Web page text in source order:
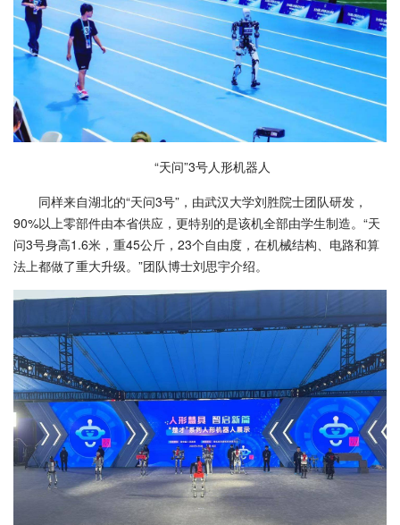
“天问”3号人形机器人
同样来自湖北的“天问3号”，由武汉大学刘胜院士团队研发，
90%以上零部件由本省供应，更特别的是该机全部由学生制造。“天
问3号身高1.6米，重45公斤，23个自由度，在机械结构、电路和算
法上都做了重大升级。”团队博士刘思宇介绍。